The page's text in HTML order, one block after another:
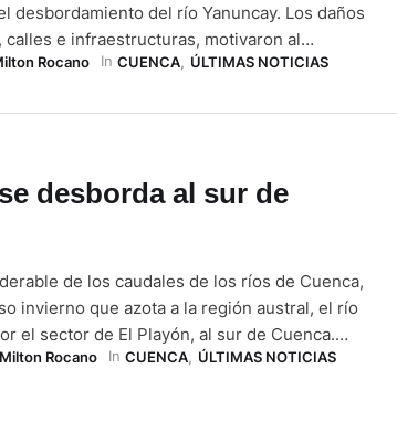
desbordamiento del río Yanuncay. Los daños
e infraestructuras, motivaron al
donaciones para las personas que
Rocano In CUENCA, ÚLTIMAS NOTICIAS
desborda al sur de
de los caudales de los ríos de Cuenca,
invierno que azota a la región austral, el río
el sector de El Playón, al sur de Cuenca.
Guardia Ciudadana colocó cintas de
Milton Rocano In CUENCA, ÚLTIMAS NOTICIAS